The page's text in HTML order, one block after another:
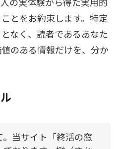
とをお約束します。特定
なく、読者であるあなた
のある情報だけを、分か
。当サイト「終活の窓